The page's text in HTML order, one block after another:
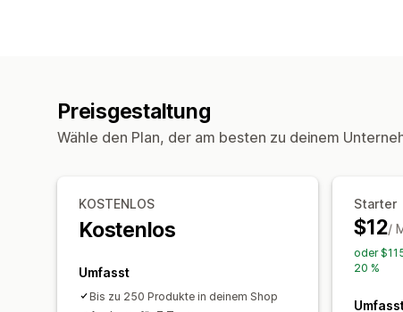
Preisgestaltung
Wähle den Plan, der am besten zu deinem
KOSTENLOS
Kostenlos
Umfasst
Bis zu 250 Produkte in deinem Shop
Starter
$12/
oder
20 %